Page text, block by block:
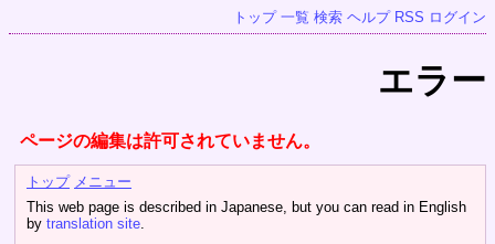
トップ 一覧 検索 ヘルプ RSS ログイン
エラー
ページの編集は許可されていません。
トップ メニュー
This web page is described in Japanese, but you can read in English
by translation site.